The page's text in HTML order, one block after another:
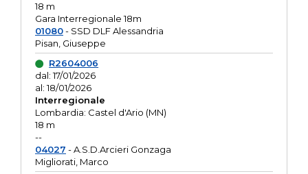
18 m
Gara Interregionale 18m
01080- SSD DLF Alessandria
Pisan, Giuseppe
R2604006
dal: 17/01/2026
al: 18/01/2026
Interregionale
Lombardia: Castel d'Ario (MN)
18 m
--
04027 - A.S.D.Arcieri Gonzaga
Migliorati, Marco